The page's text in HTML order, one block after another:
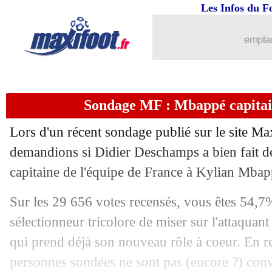
Les Infos du
Sondage MF : Mbappé
Lors d'un récent sondage publié sur le site
demandions si Didier Deschamps a bien fait
capitaine de l'équipe de France à Kylian
Sur les 29 656 votes recensés, vous êtes
sélectionneur tricolore de miser sur
qui prend déjà son nouveau rôle à coeur. En
personnes sondées ne sont pas (encore ?)
: I. Martinez vers le Barça
27/03 Bayern-PSG: Upamecano n'a pas
: la mise au point de la femme
27/03 Man Utd : Greenwood, plusieurs
27/03 Lille: David rêve du Barça
27/03 Man Utd: Weghorst explique son rôle
27/03 Lille: David, l'apport de Fonseca